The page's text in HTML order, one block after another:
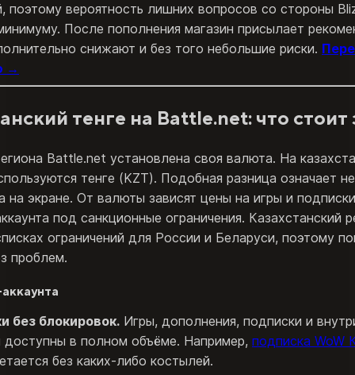
поэтому вероятность лишних вопросов со стороны
После пополнения магазин присылает
снижают и без того небольшие риски.
→
тенге на Battle.net: что стоит
Battle.net установлена своя валюта. На
тенге (KZT). Подобная разница означает
на экране. От валюты зависят цены на игры и
под санкционные ограничения. Казахстанский
ограничений для России и Беларуси, поэтому
проблем.
без блокировок. Игры, дополнения, подписки и
доступны в полном объёме. Например, подписка WoW
без каких-либо костылей.